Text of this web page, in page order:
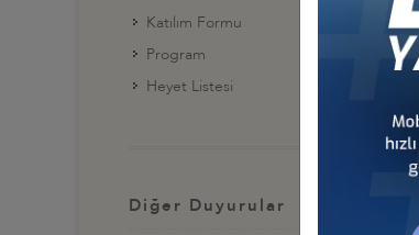
Katılım Formu
Program
Heyet Listesi
Diğer Duyurular